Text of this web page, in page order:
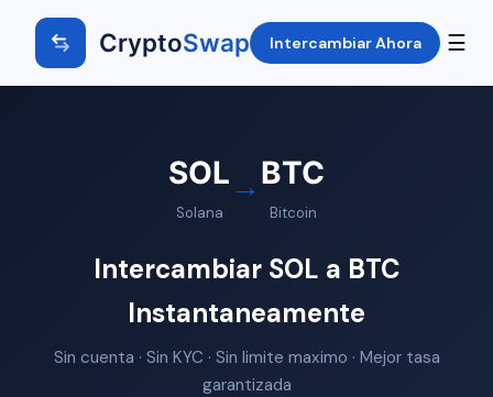
CryptoSwap Intercambiar Ahora ☰
SOL
Solana
→BTC
Bitcoin
Intercambiar SOL a BTC
Instantaneamente
Sin cuenta · Sin KYC · Sin limite maximo · Mejor tasa
garantizada